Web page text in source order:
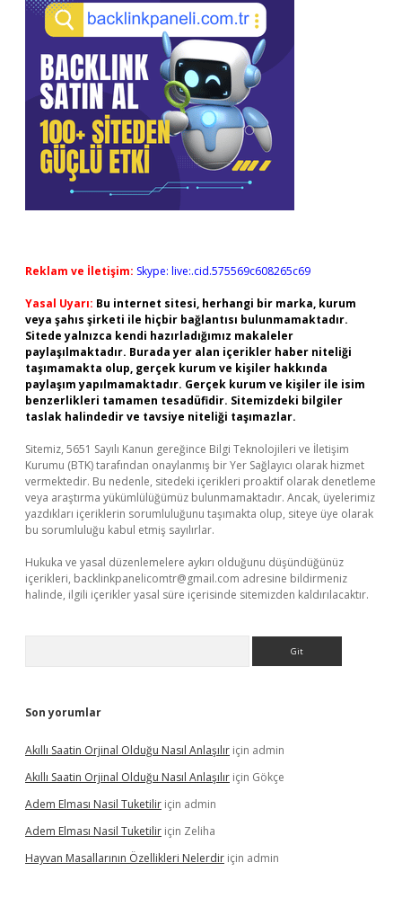
Reklam ve İletişim: Skype: live:.cid.575569c608265c69
Yasal Uyarı: Bu internet sitesi, herhangi bir marka, kurum
veya şahıs şirketi ile hiçbir bağlantısı bulunmamaktadır.
Sitede yalnızca kendi hazırladığımız makaleler
paylaşılmaktadır. Burada yer alan içerikler haber niteliği
taşımamakta olup, gerçek kurum ve kişiler hakkında
paylaşım yapılmamaktadır. Gerçek kurum ve kişiler ile isim
benzerlikleri tamamen tesadüfidir. Sitemizdeki bilgiler
taslak halindedir ve tavsiye niteliği taşımazlar.
Sitemiz, 5651 Sayılı Kanun gereğince Bilgi Teknolojileri ve İletişim
Kurumu (BTK) tarafından onaylanmış bir Yer Sağlayıcı olarak hizmet
vermektedir. Bu nedenle, sitedeki içerikleri proaktif olarak denetleme
veya araştırma yükümlülüğümüz bulunmamaktadır. Ancak, üyelerimiz
yazdıkları içeriklerin sorumluluğunu taşımakta olup, siteye üye olarak
bu sorumluluğu kabul etmiş sayılırlar.
Hukuka ve yasal düzenlemelere aykırı olduğunu düşündüğünüz
içerikleri, backlinkpanelicomtr@gmail.com adresine bildirmeniz
halinde, ilgili içerikler yasal süre içerisinde sitemizden kaldırılacaktır.
Son yorumlar
Akıllı Saatin Orjinal Olduğu Nasıl Anlaşılır için admin
Akıllı Saatin Orjinal Olduğu Nasıl Anlaşılır için Gökçe
Adem Elması Nasil Tuketilir için admin
Adem Elması Nasil Tuketilir için Zeliha
Hayvan Masallarının Özellikleri Nelerdir için admin